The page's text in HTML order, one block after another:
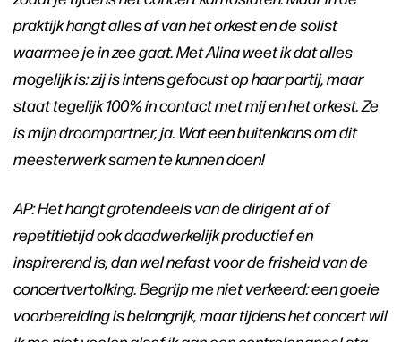
praktijk hangt alles af van het orkest en de solist
waarmee je in zee gaat. Met Alina weet ik dat alles
mogelijk is: zij is intens gefocust op haar partij, maar
staat tegelijk 100% in contact met mij en het orkest. Ze
is mijn droompartner, ja. Wat een buitenkans om dit
meesterwerk samen te kunnen doen!
AP: Het hangt grotendeels van de dirigent af of
repetitietijd ook daadwerkelijk productief en
inspirerend is, dan wel nefast voor de frisheid van de
concertvertolking. Begrijp me niet verkeerd: een goeie
voorbereiding is belangrijk, maar tijdens het concert wil